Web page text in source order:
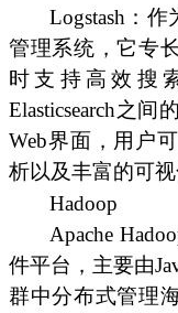
Logstash：
管理系统，它专
时支持高效搜
Elasticsearch之
Web界面，用户
析以及丰富的可视
Hadoop
Apache
件平台，主要由
群中分布式管理